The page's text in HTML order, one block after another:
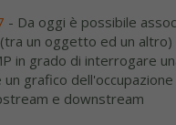
- Da oggi è possibile
un oggetto ed un altro)
in grado di interrogare
grafico dell'occupazione
e downstream